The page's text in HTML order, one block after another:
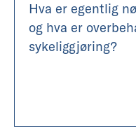
Hva er egentlig
og hva er
sykeliggjøring?